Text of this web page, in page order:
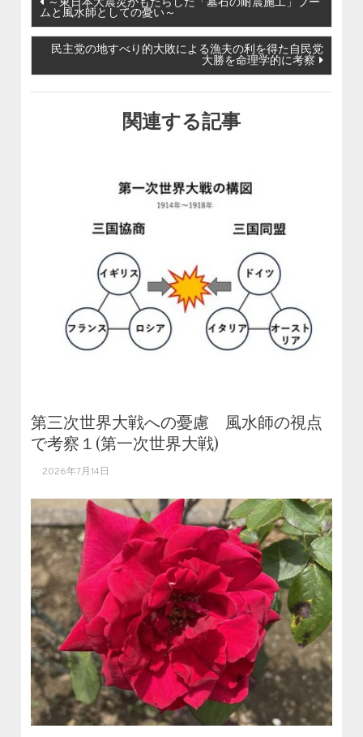
～東日本大震災がもたらした「墓石の耐震施工」ブー
ムと風水師としての憂い～
民主党の地すべり的大敗による漁夫の利を得た自民党
大勝を命理学的に考察
関連する記事
第三次世界大戦への憂慮 風水師の視点
で考察１(第一次世界大戦)
2026年7月14日